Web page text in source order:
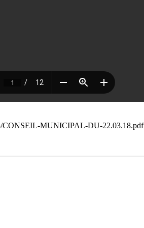
CONSEIL-MUNICIPAL-DU-22.03.18.pdf